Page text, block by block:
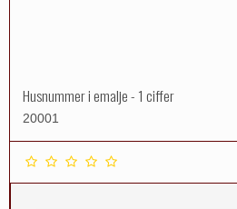
Husnummer i emalje - 1 ciffer
20001